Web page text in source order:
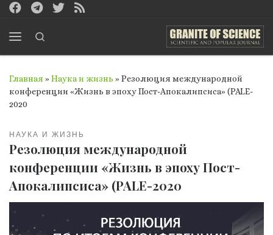
Перейти к содержимому
Главная » Наука и жизнь » Резолюция международной
конференции «Жизнь в эпоху Пост-Апокалипсиса» (PALE-
2020
НАУКА И ЖИЗНЬ
Резолюция международной
конференции «Жизнь в эпоху Пост-
Апокалипсиса» (PALE-2020